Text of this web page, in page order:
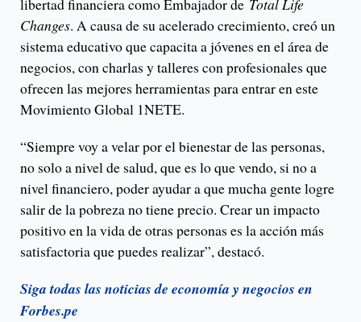
libertad financiera como Embajador de Total Life
Changes. A causa de su acelerado crecimiento, creó un
sistema educativo que capacita a jóvenes en el área de
negocios, con charlas y talleres con profesionales que
ofrecen las mejores herramientas para entrar en este
Movimiento Global 1NETE.
“Siempre voy a velar por el bienestar de las personas,
no solo a nivel de salud, que es lo que vendo, si no a
nivel financiero, poder ayudar a que mucha gente logre
salir de la pobreza no tiene precio. Crear un impacto
positivo en la vida de otras personas es la acción más
satisfactoria que puedes realizar”, destacó.
Siga todas las noticias de economía y negocios en
Forbes.pe